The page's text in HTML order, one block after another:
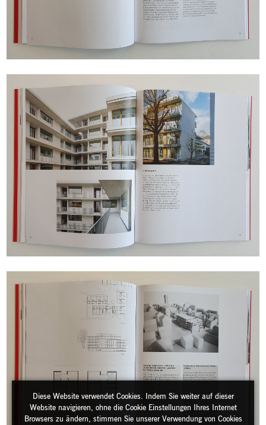
Diese Website verwendet Cookies. Indem Sie weiter auf dieser
Website navigieren, ohne die Cookie Einstellungen Ihres Internet
Browsers zu ändern, stimmen Sie unserer Verwendung von Cookies